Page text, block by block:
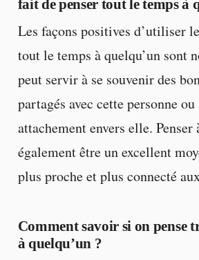
fait de penser tout le temps à
Les façons positives d’utiliser
tout le temps à quelqu’un sont
peut servir à se souvenir des
partagés avec cette personne
attachement envers elle. Penser
également être un excellent
plus proche et plus connecté
Comment savoir si on pense
à quelqu’un ?